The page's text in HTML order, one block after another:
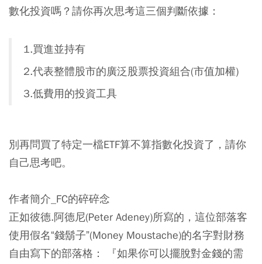
數化投資嗎？請你再次思考這三個判斷依據：
1.買進並持有
2.代表整體股市的廣泛股票投資組合(市值加權)
3.低費用的投資工具
別再問買了特定一檔ETF算不算指數化投資了，請你
自己思考吧。
作者簡介_FC的碎碎念
正如彼德.阿德尼(Peter Adeney)所寫的，這位部落客
使用假名“錢鬍子”(Money Moustache)的名字對財務
自由寫下的部落格： 『如果你可以擺脫對金錢的需